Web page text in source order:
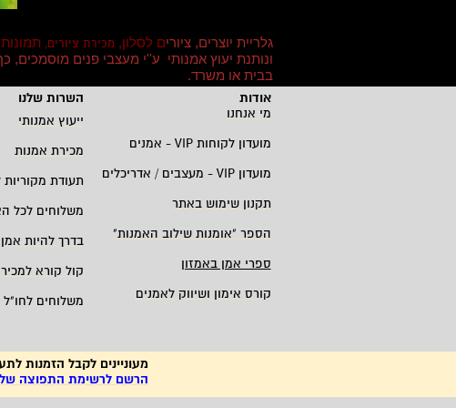
גלריית יוצרים, ציורים לסלון, מכירת ציורים,
ונותנת יעוץ אמנותי ע''י מעצבי פנים
בבית או משרד.
אודות
השרות שלנו
מי אנחנו
ייעוץ אמנותי
מועדון לקוחות VIP - אמנים מכירת אמנות
מועדון VIP - מעצבים / אדריכלים תעודת מקוריות
תקנון שימוש באתר
משלוחים לכל
הספר "אומנות שילוב האמנות" בדרך להיות
ספרי אמן באמזון
קול קורא
קורס אימון ושיווק לאמנים
משלוחים לחו"ל
מעוניינים לקבל הזמנות
הרשם לרשימת התפוצה